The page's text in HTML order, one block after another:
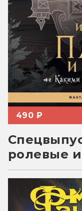
490 ₽
ролевые